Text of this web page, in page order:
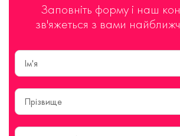
Заповніть форму і наш
зв'яжеться з вами